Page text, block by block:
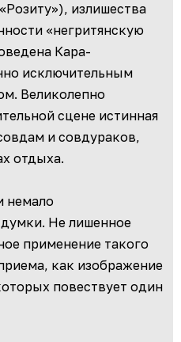
излишества
«негритянскую
Кара-
исключительным
Великолепно
сцене истинная
и совдураков,
отдыха.
немало
Не лишенное
применение такого
как изображение
повествует один